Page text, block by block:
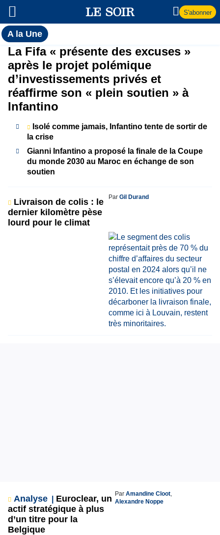
S'abonner
A la UneToutes
l'actualité
du Soir
A
la
Une
La Fifa « présente des excuses »
après le projet polémique
d’investissements privés et
réaffirme son « plein soutien » à
Infantino
Isolé comme jamais, Infantino tente de sortir de
la crise
Gianni Infantino a proposé la finale de la Coupe
du monde 2030 au Maroc en échange de son
soutien
Livraison de colis : le
dernier kilomètre pèse
lourd pour le climat
Par Gil Durand
Analyse
Euroclear, un
actif stratégique à plus
d’un titre pour la
Belgique
Par Amandine Cloot,
Alexandre Noppe